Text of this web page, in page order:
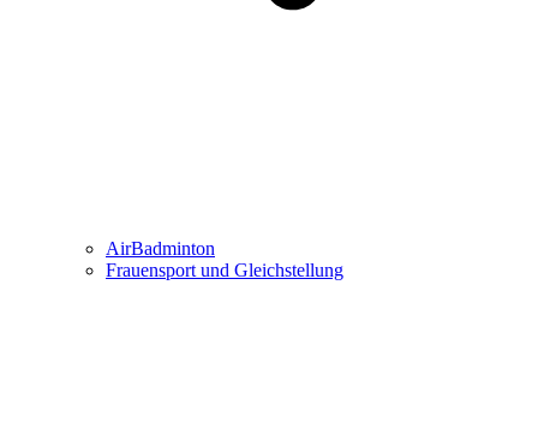
AirBadminton
Frauensport und Gleichstellung